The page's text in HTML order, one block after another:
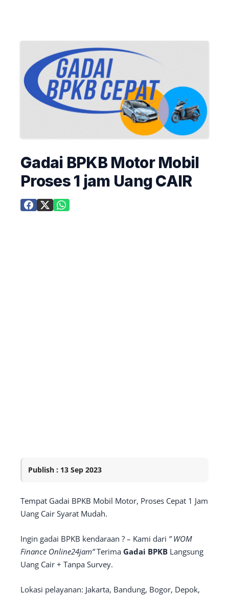
Gadai BPKB Motor Mobil
Proses 1 jam Uang CAIR
Publish : 13 Sep 2023
Tempat Gadai BPKB Mobil Motor, Proses Cepat 1 Jam
Uang Cair Syarat Mudah.
Ingin gadai BPKB kendaraan ? – Kami dari ” WOM
Finance Online24jam”Terima Gadai BPKB Langsung
Uang Cair + Tanpa Survey.
Lokasi pelayanan: Jakarta, Bandung, Bogor, Depok,